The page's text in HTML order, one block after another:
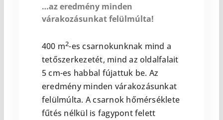
…az eredmény minden
várakozásunkat felülmúlta!
400 m2-es csarnokunknak mind a
tetőszerkezetét, mind az oldalfalait
5 cm-es habbal fújattuk be. Az
eredmény minden várakozásunkat
felülmúlta. A csarnok hőmérséklete
fűtés nélkül is fagypont felett